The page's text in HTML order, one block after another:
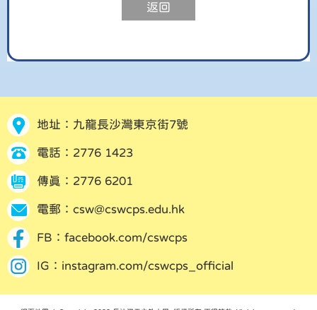
返回
地址：九龍長沙灣東京街7號
電話：2776 1423
傳真：2776 6201
電郵： csw@cswcps.edu.hk
FB： facebook.com/cswcps
IG： instagram.com/cswcps_official